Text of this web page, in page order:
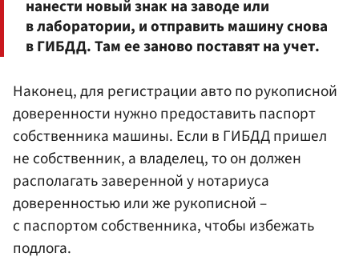
нанести новый знак на заводе или
в лаборатории, и отправить машину снова
в ГИБДД. Там ее заново поставят на учет.
Наконец, для регистрации авто по рукописной
доверенности нужно предоставить паспорт
собственника машины. Если в ГИБДД пришел
не собственник, а владелец, то он должен
располагать заверенной у нотариуса
доверенностью или же рукописной –
с паспортом собственника, чтобы избежать
подлога.